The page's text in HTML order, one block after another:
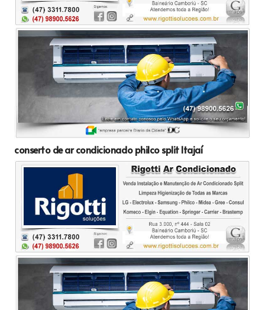
conserto de ar condicionado philco split Itajaí